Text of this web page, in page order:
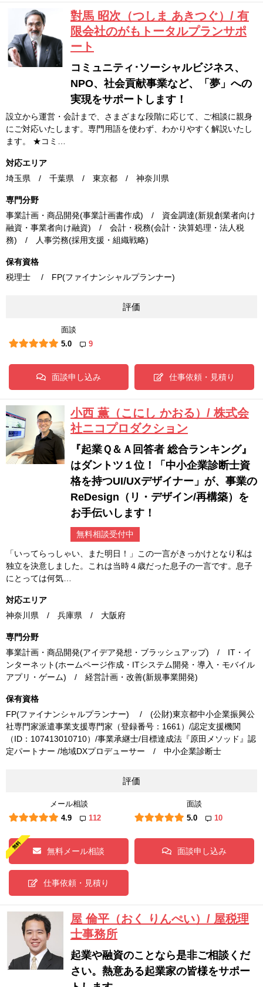
對馬 昭次（つしま あきつぐ）/ 有
限会社のがもトータルプランサポ
ート
コミュニティ･ソーシャルビジネス、
NPO、社会貢献事業など、「夢」への
実現をサポートします！
設立から運営・会計まで、さまざまな段階に応じて、ご相談に親身
にご対応いたします。専門用語を使わず、わかりやすく解説いたし
ます。 ★コミ…
対応エリア
埼玉県 / 千葉県 / 東京都 / 神奈川県
専門分野
事業計画・商品開発(事業計画書作成) / 資金調達(新規創業者向け
融資・事業者向け融資) / 会計・税務(会計・決算処理・法人税
務) / 人事労務(採用支援・組織戦略)
保有資格
税理士 / FP(ファイナンシャルプランナー)
評価
面談
5.0
9
面談申し込み 仕事依頼・見積り
小西 薫（こにし かおる）/ 株式会
社ニコプロダクション
『起業Ｑ＆Ａ回答者 総合ランキング』
はダントツ１位！「中小企業診断士資
格を持つUI/UXデザイナー」が、事業の
ReDesign（リ・デザイン/再構築）を
お手伝いします！
無料相談受付中
「いってらっしゃい、また明日！」この一言がきっかけとなり私は
独立を決意しました。これは当時４歳だった息子の一言です。息子
にとっては何気…
対応エリア
神奈川県 / 兵庫県 / 大阪府
専門分野
事業計画・商品開発(アイデア発想・ブラッシュアップ) / IT・イ
ンターネット(ホームページ作成・ITシステム開発・導入・モバイル
アプリ・ゲーム) / 経営計画・改善(新規事業開発)
保有資格
FP(ファイナンシャルプランナー) / (公財)東京都中小企業振興公
社専門家派遣事業支援専門家（登録番号：1661）/認定支援機関
（ID：107413010710）/事業承継士/目標達成法『原田メソッド』認
定パートナー /地域DXプロデューサー / 中小企業診断士
評価
メール相談
4.9
112
面談
5.0
10
無料メール相談 面談申し込み
仕事依頼・見積り
屋 倫平（おく りんぺい）/ 屋税理
士事務所
起業や融資のことなら是非ご相談くだ
さい。熱意ある起業家の皆様をサポー